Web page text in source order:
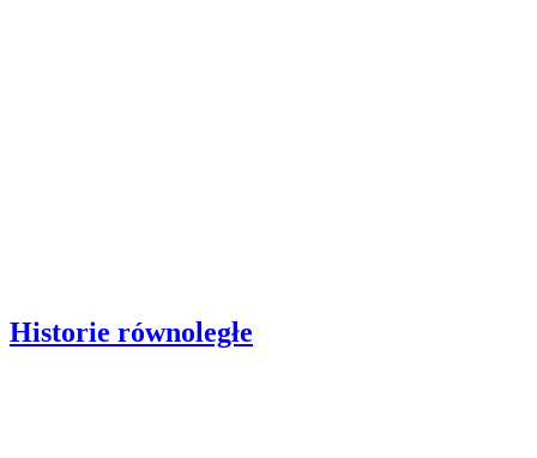
Historie równoległe